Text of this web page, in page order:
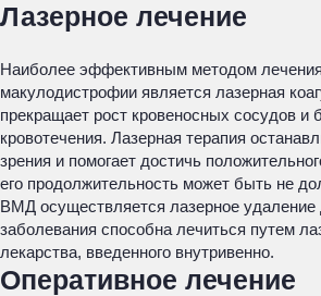
Лазерное лечение
Наиболее эффективным методом
макулодистрофии является лазерная
прекращает рост кровеносных сосудов и
кровотечения. Лазерная терапия
зрения и помогает достичь
его продолжительность может быть не
ВМД осуществляется лазерное
заболевания способна лечиться путем
лекарства, введенного внутривенно.
Оперативное лечение